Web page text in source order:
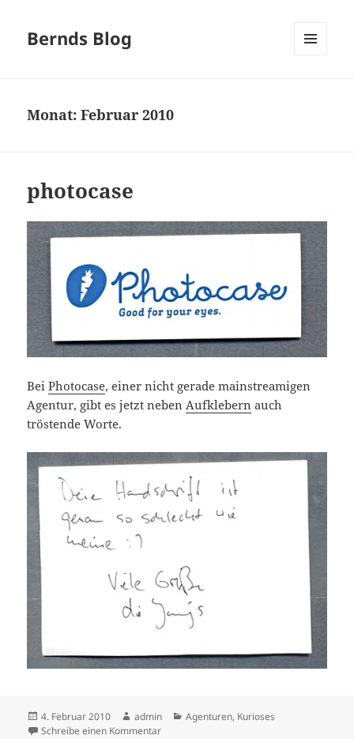
Bernds Blog
Monat:Februar 2010
photocase
BeiPhotocase, einer nicht gerade mainstreamigen
Agentur, gibt es jetzt nebenAufklebern auch
tröstende Worte.
Veröffentlicht
am
4. Februar 2010 Autor
admin Kategorien
Agenturen, Kurioses
Schreibe einen Kommentarzu photocase